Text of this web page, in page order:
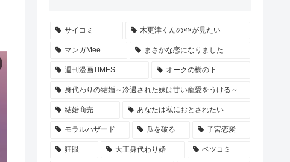
サイコミ 木更津くんの××が見たい
マンガMee まさかな恋になりました
週刊漫画TIMES オークの樹の下
身代わりの結婚～冷遇された妹は甘い寵愛をうける～
結婚商売 あなたは私におとされたい
モラルハザード 瓜を破る 子宮恋愛
狂眼 大正身代わり婚 ベツコミ